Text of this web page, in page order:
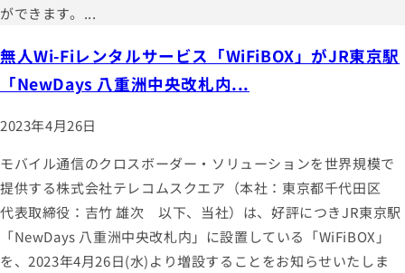
ができます。...
無人Wi-Fiレンタルサービス「WiFiBOX」がJR東京駅
「NewDays 八重洲中央改札内...
2023年4月26日
モバイル通信のクロスボーダー・ソリューションを世界規模で
提供する株式会社テレコムスクエア（本社：東京都千代田区
代表取締役：吉竹 雄次 以下、当社）は、好評につきJR東京駅
「NewDays 八重洲中央改札内」に設置している「WiFiBOX」
を、2023年4月26日(水)より増設することをお知らせいたしま